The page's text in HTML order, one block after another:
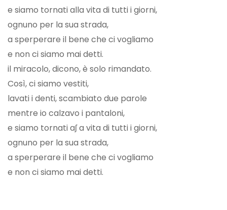
e siamo tornati alla vita di tutti i giorni,
ognuno per la sua strada,
a sperperare il bene che ci vogliamo
e non ci siamo mai detti.
il miracolo, dicono, è solo rimandato.
Così, ci siamo vestiti,
lavati i denti, scambiato due parole
mentre io calzavo i pantaloni,
e siamo tornati aʃ a vita di tutti i giorni,
ognuno per la sua strada,
a sperperare il bene che ci vogliamo
e non ci siamo mai detti.